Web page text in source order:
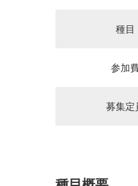
種目
参加
募集定